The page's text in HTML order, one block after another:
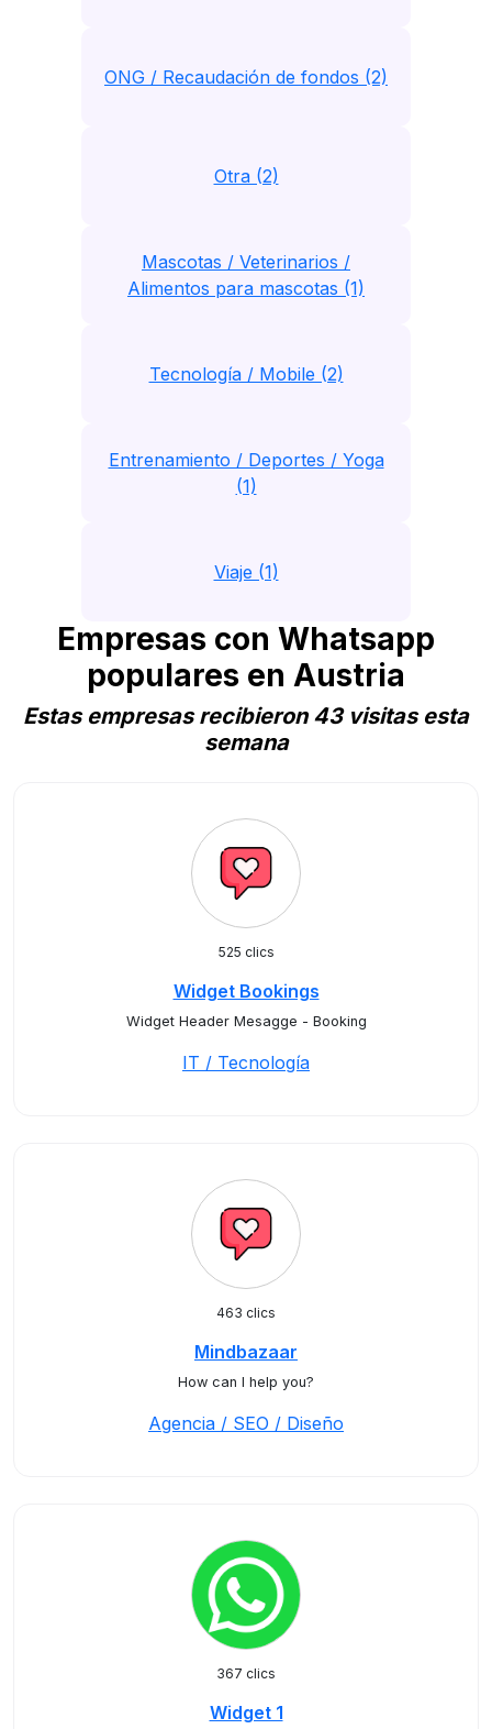
ONG / Recaudación de fondos (2)
Otra (2)
Mascotas / Veterinarios /
Alimentos para mascotas (1)
Tecnología / Mobile (2)
Entrenamiento / Deportes / Yoga
(1)
Viaje (1)
Empresas con Whatsapp
populares en Austria
Estas empresas recibieron 43 visitas esta
semana
525 clics
Widget Bookings
Widget Header Mesagge - Booking
IT / Tecnología
463 clics
Mindbazaar
How can I help you?
Agencia / SEO / Diseño
367 clics
Widget 1